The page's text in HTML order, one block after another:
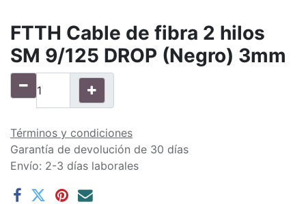
FTTH Cable de fibra 2 hilos
SM 9/125 DROP (Negro) 3mm
Términos y condiciones
Garantía de devolución de 30 días
Envío: 2-3 días laborales